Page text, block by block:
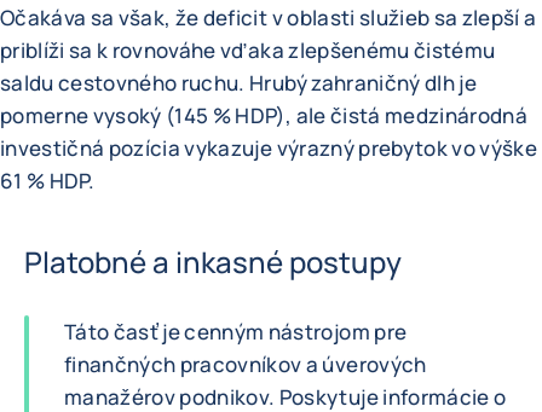
Očakáva sa však, že deficit v oblasti služieb sa zlepší a
priblíži sa k rovnováhe vďaka zlepšenému čistému
saldu cestovného ruchu. Hrubý zahraničný dlh je
pomerne vysoký (145 % HDP), ale čistá medzinárodná
investičná pozícia vykazuje výrazný prebytok vo výške
61 % HDP.
Platobné a inkasné postupy
Táto časť je cenným nástrojom pre
finančných pracovníkov a úverových
manažérov podnikov. Poskytuje informácie o